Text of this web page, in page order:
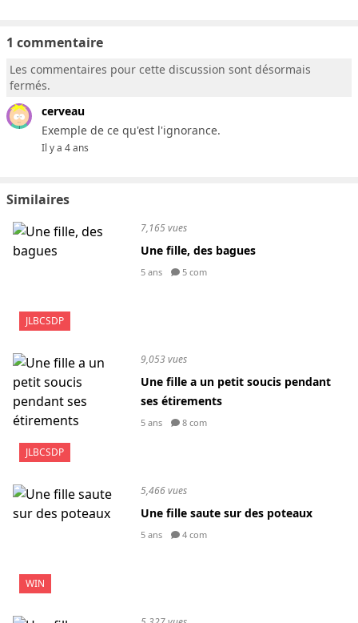
1 commentaire
Les commentaires pour cette discussion sont désormais
fermés.
cerveau
Exemple de ce qu'est l'ignorance.
Il y a 4 ans
Similaires
JLBCSDP
7,165 vues
Une fille, des bagues
5 ans 5 com
JLBCSDP
9,053 vues
Une fille a un petit soucis pendant
ses étirements
5 ans 8 com
WIN
5,466 vues
Une fille saute sur des poteaux
5 ans 4 com